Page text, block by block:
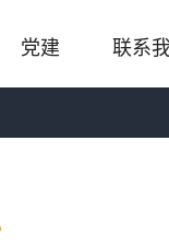
党建 联系